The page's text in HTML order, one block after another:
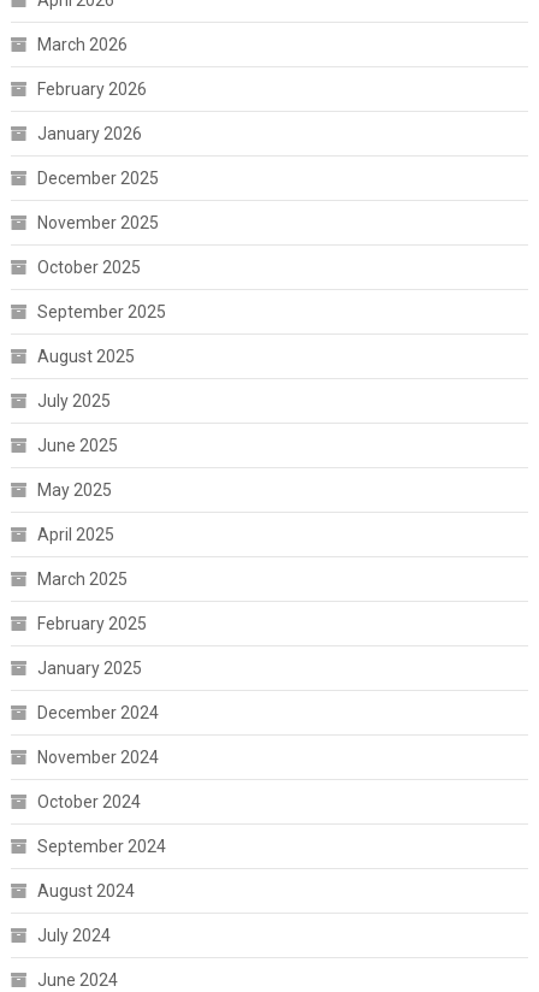
March 2026
February 2026
January 2026
December 2025
November 2025
October 2025
September 2025
August 2025
July 2025
June 2025
May 2025
April 2025
March 2025
February 2025
January 2025
December 2024
November 2024
October 2024
September 2024
August 2024
July 2024
June 2024